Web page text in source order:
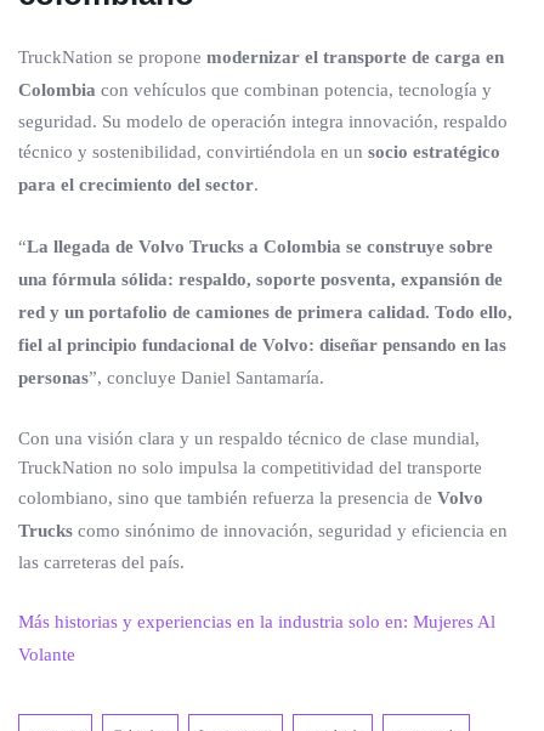
TruckNation se propone modernizar el transporte de carga en
Colombia con vehículos que combinan potencia, tecnología y
seguridad. Su modelo de operación integra innovación, respaldo
técnico y sostenibilidad, convirtiéndola en un socio estratégico
para el crecimiento del sector.
“La llegada de Volvo Trucks a Colombia se construye sobre
una fórmula sólida: respaldo, soporte posventa, expansión de
red y un portafolio de camiones de primera calidad. Todo ello,
fiel al principio fundacional de Volvo: diseñar pensando en las
personas”, concluye Daniel Santamaría.
Con una visión clara y un respaldo técnico de clase mundial,
TruckNation no solo impulsa la competitividad del transporte
colombiano, sino que también refuerza la presencia de Volvo
Trucks como sinónimo de innovación, seguridad y eficiencia en
las carreteras del país.
Más historias y experiencias en la industria solo en: Mujeres Al
Volante